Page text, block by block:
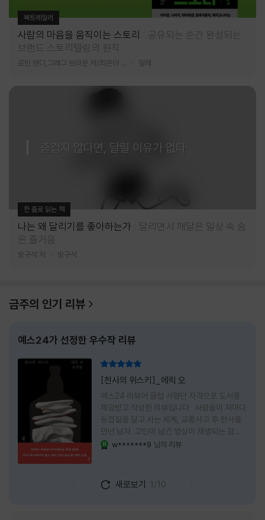
북트레일러
사람의 마음을 움직이는 스토리
공유되는 순간 완성되는
브랜드 스토리텔링의 원칙
알레
즐겁지 않다면, 달릴 이유가 없다
한 줄로 읽는 책
나는 왜 달리기를 좋아하는가
달리면서 깨달은 일상 속 숨
은 즐거움
방구석 저 방구석
금주의 인기 리뷰
예스24가 선정한 우수작 리뷰
[천사의 위스키]_에릭 오
예스24 리뷰어 클럽 서평단 자격으로 도서를
제공받고 작성한 리뷰입니다 사람들이 저마다
등껍질을 달고 사는 세계, 교통사고 후 천사를
만난 남자, 고인이 남긴 영상이 재생되는 장례
식장에서 똥을 싼 개. 이 책에는 몇 줄만 읽어도
넘어가 있었다. 소설을 읽으면서 잘 만든 단편
애니메이션 여러 편을 차례로 보는 기분이 들었
w*******9 님의 리뷰
새로보기 1/10